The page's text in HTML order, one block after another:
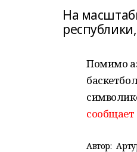
На
Помимо
сообщает
Автор: